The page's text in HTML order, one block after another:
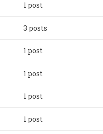
1 post
3 posts
1 post
1 post
1 post
1 post